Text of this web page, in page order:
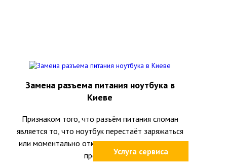
Услуга сервиса
Замена разъема питания ноутбука в
Киеве
Признаком того, что разъём питания сломан
является то, что ноутбук перестаёт заряжаться
или моментально отключается при шевелении
провода.